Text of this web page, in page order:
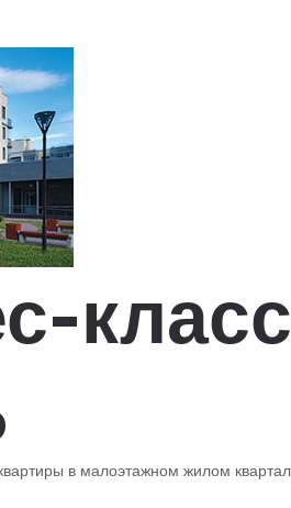
в малоэтажном жилом